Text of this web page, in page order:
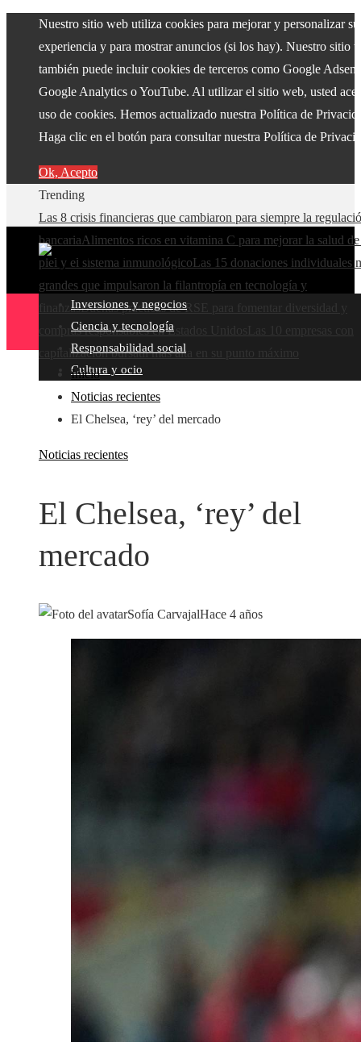
Nuestro sitio web utiliza cookies para mejorar y personalizar su
experiencia y para mostrar anuncios (si los hay). Nuestro sitio
también puede incluir cookies de terceros como Google
Google Analytics o YouTube. Al utilizar el sitio web, usted
uso de cookies. Hemos actualizado nuestra Política de
Haga clic en el botón para consultar nuestra Política de
Ok, Acepto
Trending
Las 8 crisis financieras que cambiaron para siempre la
bancariaAlimentos ricos en vitamina C para mejorar la salud
piel y el sistema inmunológicoLas 15 donaciones individuales
grandes que impulsaron la filantropía en tecnología y
finanzasBuenas prácticas de RSE para fomentar diversidad y
compras responsables en Estados Unidos
capitalización bursátil más alta en su punto máximo
Inversiones y negocios
Ciencia y tecnología
Responsabilidad social
Cultura y ocio
Inicio
Noticias recientes
El Chelsea, ‘rey’ del mercado
Noticias recientes
El Chelsea, ‘rey’ del
mercado
Sofía CarvajalHace 4 años